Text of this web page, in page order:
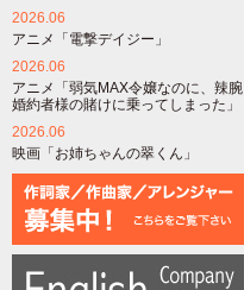
2026.06
アニメ「電撃デイジー」
2026.06
アニメ「弱気MAX令嬢なのに、辣腕
婚約者様の賭けに乗ってしまった」
2026.06
映画「お姉ちゃんの翠くん」